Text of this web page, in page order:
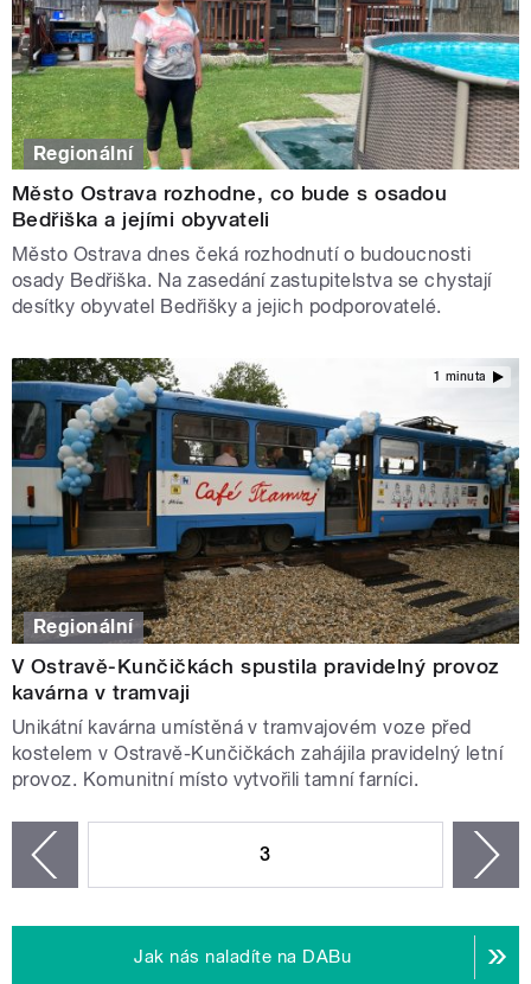
Regionální
Město Ostrava rozhodne, co bude s osadou
Bedřiška a jejími obyvateli
Město Ostrava dnes čeká rozhodnutí o budoucnosti
osady Bedřiška. Na zasedání zastupitelstva se chystají
desítky obyvatel Bedřišky a jejich podporovatelé.
1 minuta
Regionální
V Ostravě-Kunčičkách spustila pravidelný provoz
kavárna v tramvaji
Unikátní kavárna umístěná v tramvajovém voze před
kostelem v Ostravě-Kunčičkách zahájila pravidelný letní
provoz. Komunitní místo vytvořili tamní farníci.
3
Jak nás naladíte na DABu